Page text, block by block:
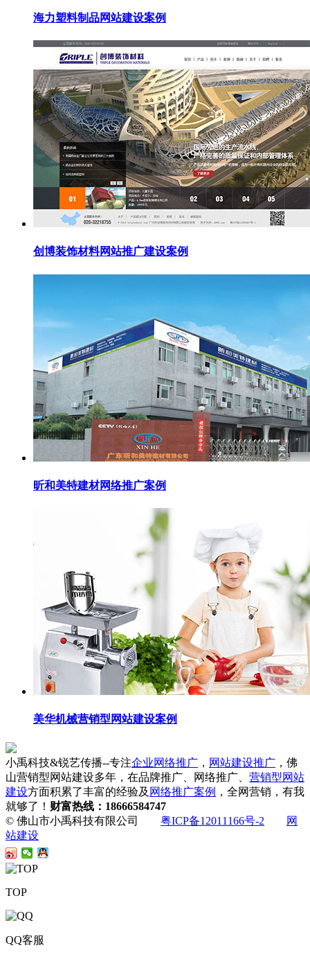
海力塑料制品网站建设案例
创博装饰材料网站推广建设案例
昕和美特建材网络推广案例
美华机械营销型网站建设案例
小禹科技&锐艺传播--专注企业网络推广 ， 网站建设推广 ，佛
山营销型网站建设多年，在品牌推广、网络推广、 营销型网站
建设方面积累了丰富的经验及 网络推广案例 ，全网营销，有我
就够了！ 财富热线：18666584747
© 佛山市小禹科技有限公司 粤ICP备12011166号-2
网
站建设
TOP
QQ客服